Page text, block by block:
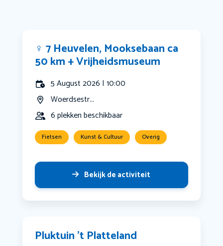
‍♀️ 7 Heuvelen, Mooksebaan ca
50 km + Vrijheidsmuseum
5 August 2026 | 10:00
Woerdsestr...
6 plekken beschikbaar
Fietsen Kunst & Cultuur Overig
Bekijk de activiteit
Pluktuin ’t Platteland